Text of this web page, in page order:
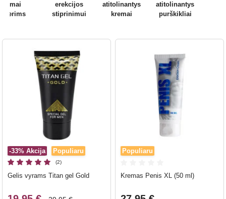
kremai
erekcijos
stiprinimui
atitolinantys
kremai
atitolinantys
purškikliai
-33% Akcija Populiaru
(2)
Gelis vyrams Titan gel Gold
Populiaru
Kremas Penis XL (50 ml)